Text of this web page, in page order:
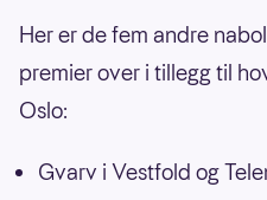
Her er de fem andre
premier over i tillegg til
Oslo:
Gvarv i Vestfold og